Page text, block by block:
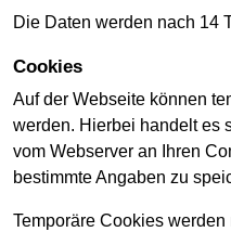
Die Daten werden nach 14
Cookies
Auf der Webseite können
werden. Hierbei handelt es
vom Webserver an Ihren
bestimmte Angaben zu
Temporäre Cookies